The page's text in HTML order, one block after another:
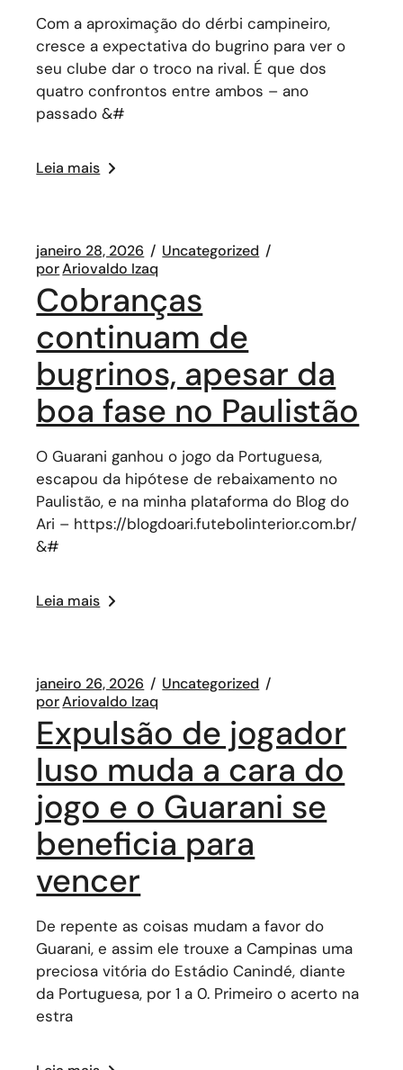
Com a aproximação do dérbi campineiro,
cresce a expectativa do bugrino para ver o
seu clube dar o troco na rival. É que dos
quatro confrontos entre ambos – ano
passado &#
Leia mais
janeiro 28, 2026
Uncategorized
porAriovaldo Izaq
Cobranças
continuam de
bugrinos, apesar da
boa fase no Paulistão
O Guarani ganhou o jogo da Portuguesa,
escapou da hipótese de rebaixamento no
Paulistão, e na minha plataforma do Blog do
Ari – https://blogdoari.futebolinterior.com.br/
&#
Leia mais
janeiro 26, 2026
Uncategorized
porAriovaldo Izaq
Expulsão de jogador
luso muda a cara do
jogo e o Guarani se
beneficia para
vencer
De repente as coisas mudam a favor do
Guarani, e assim ele trouxe a Campinas uma
preciosa vitória do Estádio Canindé, diante
da Portuguesa, por 1 a 0. Primeiro o acerto na
estra